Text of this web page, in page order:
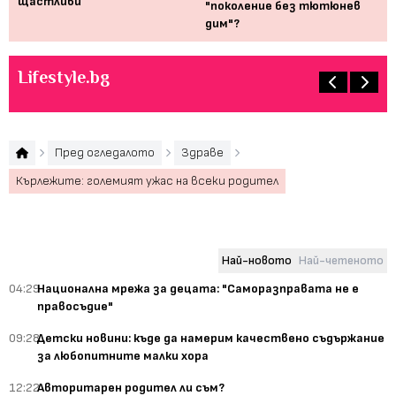
"поколение без тютюнев
дим"?
Lifestyle.bg
Пред огледалото
Здраве
Кърлежите: големият ужас на всеки родител
Най-новото Най-четеното
04:29Национална мрежа за децата: "Саморазправата не е
правосъдие"
09:28Детски новини: къде да намерим качествено съдържание
за любопитните малки хора
12:22Авторитарен родител ли съм?